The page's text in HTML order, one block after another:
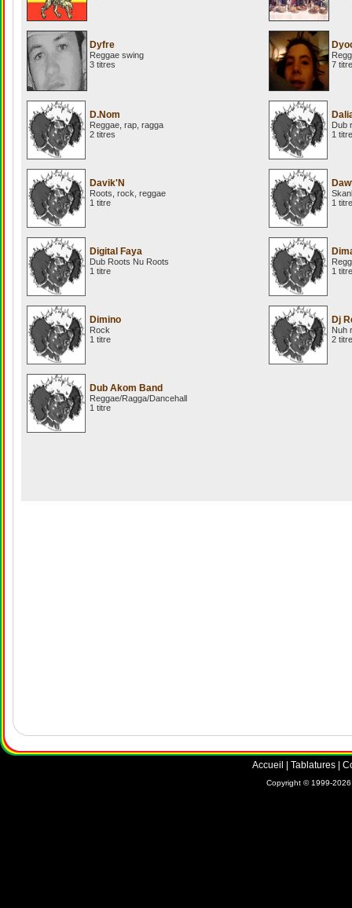
Dyfre
Reggae swing
3 titres
7
D.Nom
Reggae, rap, ragga
2 titres
Dub
1 titre
Davik'N
Roots, rock, reggae
1 titre
1 titre
Digital Faya
Dub Roots Nu Roots
1 titre
1 titre
Dimino
Rock
1 titre
Dj
Nuh
2
Dub Akom Band
Reggae/Ragga/Dancehall
1 titre
Accueil Tablatures
Copyright © 1999-